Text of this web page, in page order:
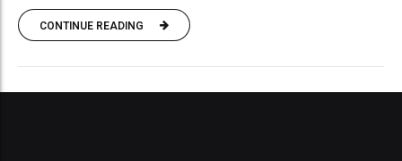
CONTINUE READING